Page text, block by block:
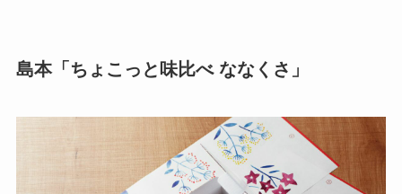
島本「ちょこっと味比べ ななくさ」